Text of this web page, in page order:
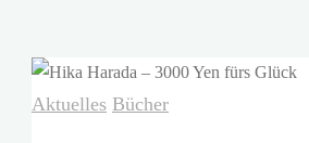
Aktuelles Bücher